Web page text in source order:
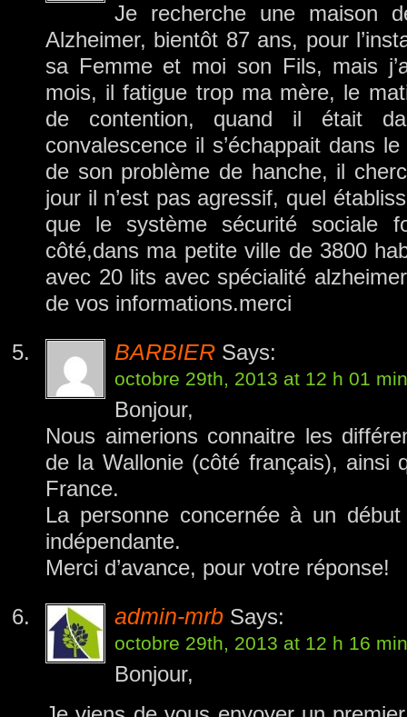
Je recherche une maison
Alzheimer, bientôt 87 ans, pour
sa Femme et moi son Fils, mais
mois, il fatigue trop ma mère, le
de contention, quand il était
convalescence il s’échappait dans
de son problème de hanche, il
jour il n’est pas agressif, quel
que le système sécurité sociale
côté,dans ma petite ville de 3800
avec 20 lits avec spécialité
de vos informations.merci
BARBIER Says:
octobre 29th, 2013 at 12 h 01 min
Bonjour,
Nous aimerions connaitre les
de la Wallonie (côté français), ainsi
France.
La personne concernée à un
indépendante.
Merci d’avance, pour votre réponse!
admin-mrb Says:
octobre 29th, 2013 at 12 h 16 min
Bonjour,